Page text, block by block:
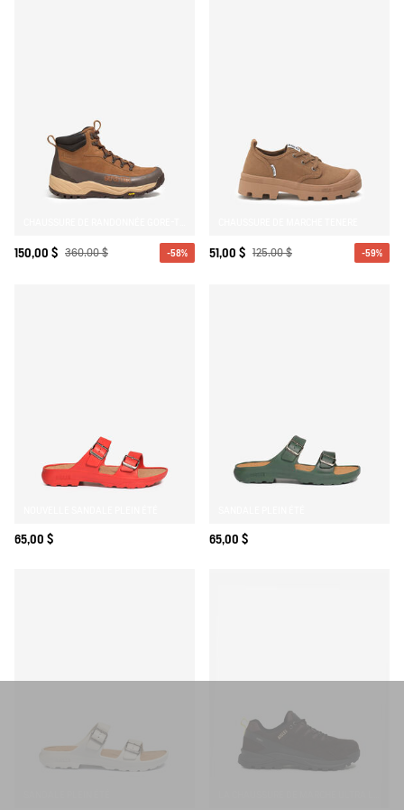
150,00 $ 360,00 $ -58% 51,00 $ 125,00 $ -59%
65,00 $ 65,00 $